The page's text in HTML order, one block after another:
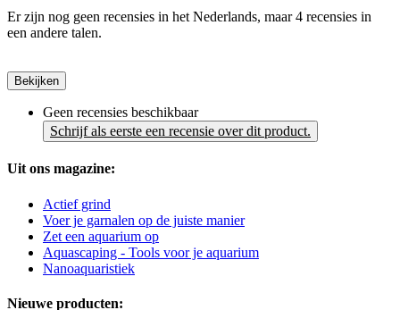
Er zijn nog geen recensies in het Nederlands, maar 4 recensies in
een andere talen.
Bekijken
Geen recensies beschikbaar
Schrijf als eerste een recensie over dit product.
Uit ons magazine:
Actief grind
Voer je garnalen op de juiste manier
Zet een aquarium op
Aquascaping - Tools voor je aquarium
Nanoaquaristiek
Nieuwe producten: